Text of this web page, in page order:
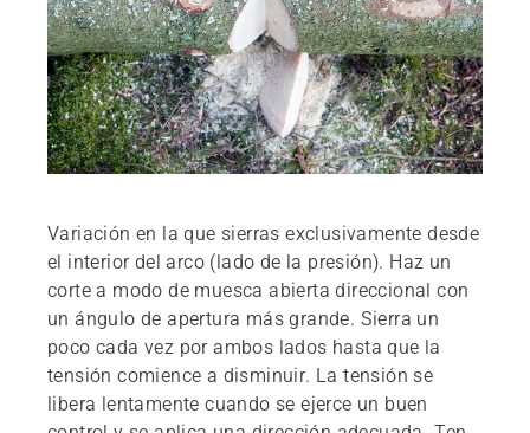
Variación en la que sierras exclusivamente desde
el interior del arco (lado de la presión). Haz un
corte a modo de muesca abierta direccional con
un ángulo de apertura más grande. Sierra un
poco cada vez por ambos lados hasta que la
tensión comience a disminuir. La tensión se
libera lentamente cuando se ejerce un buen